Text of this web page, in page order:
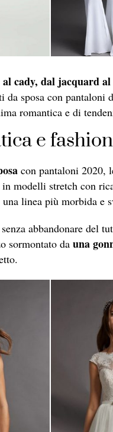
cady, dal jacquard al
sposa con pantaloni
romantica e di
e fashion
con pantaloni 2020,
modelli stretch con
linea più morbida e
abbandonare del
sormontato da una